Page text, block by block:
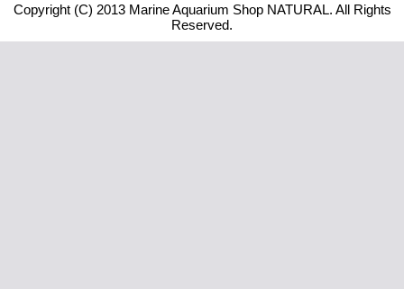
Copyright (C) 2013 Marine Aquarium Shop NATURAL. All Rights
Reserved.